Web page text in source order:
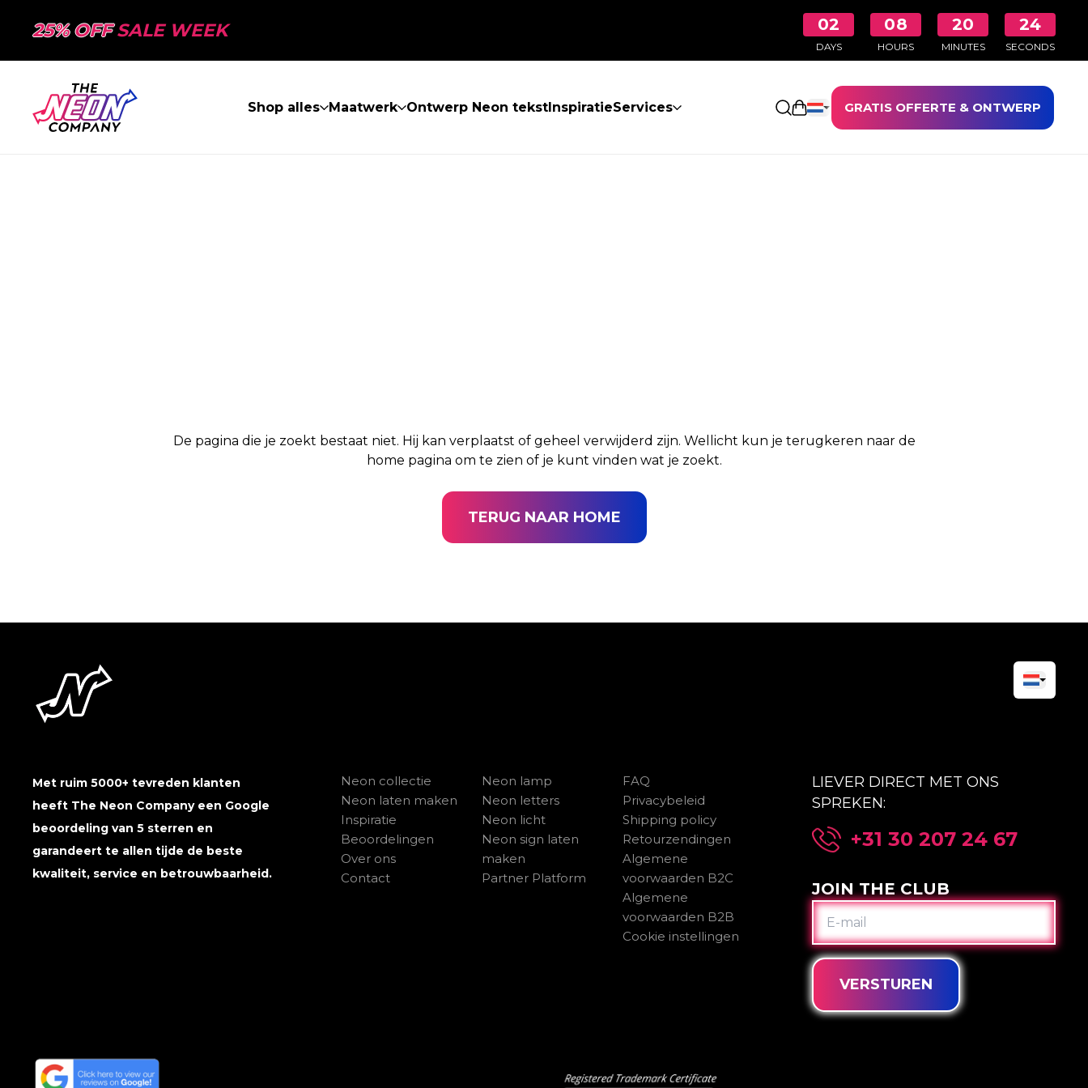
25% OFFSALE WEEK 02
DAYS
08
HOURS
20
MINUTES
24
SECONDS
Shop alles Maatwerk Ontwerp Neon tekstInspiratieServices Winkelwagen openen
GRATIS OFFERTE & ONTWERP
De pagina die je zoekt bestaat niet. Hij kan verplaatst of geheel verwijderd zijn. Wellicht kun je terugkeren naar de
home pagina om te zien of je kunt vinden wat je zoekt.
TERUG NAAR HOME
Met ruim 5000+ tevreden klanten
heeft The Neon Company een Google
beoordeling van 5 sterren en
garandeert te allen tijde de beste
kwaliteit, service en betrouwbaarheid.
Neon collectie
Neon laten maken
Inspiratie
Beoordelingen
Over ons
Contact
Neon lamp
Neon letters
Neon licht
Neon sign laten
maken
Partner Platform
FAQ
Privacybeleid
Shipping policy
Retourzendingen
Algemene
voorwaarden B2C
Algemene
voorwaarden B2B
Cookie instellingen
LIEVER DIRECT MET ONS
SPREKEN:
+31 30 207 24 67
JOIN THE CLUB
E-
MAIL
VERSTUREN